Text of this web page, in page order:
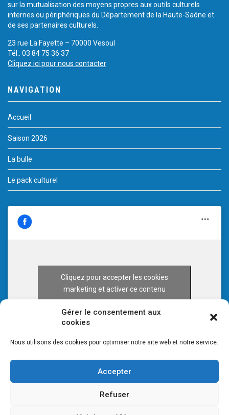
Gérer le consentement aux
cookies
Nous utilisons des cookies pour optimiser notre site web et notre service.
Accepter
Refuser
sur la mutualisation des moyens propres aux outils culturels
internes ou périphériques du Département de la Haute-Saône et
de ses partenaires culturels.
23 rue La Fayette – 70000 Vesoul
Tél.: 03 84 75 36 37
Cliquez ici pour nous contacter
NAVIGATION
Accueil
Saison 2026
La bulle
Le pack culturel
Cliquez pour accepter les cookies
marketing et activer ce contenu